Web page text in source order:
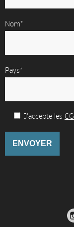
Nom*
Pays*
J'accepte les